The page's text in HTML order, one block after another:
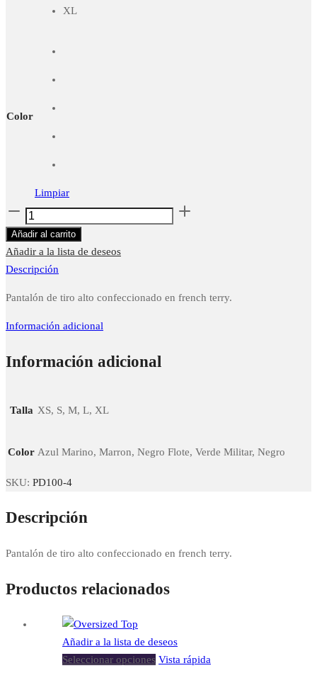
XL
Color
Limpiar
Career
Pant
cantidad
Añadir al carrito
Añadir a la lista de deseos
Descripción
Pantalón de tiro alto confeccionado en french terry.
Información adicional
Información adicional
Talla XS, S, M, L, XL
Color Azul Marino, Marron, Negro Flote, Verde Militar, Negro
SKU: PD100-4
Descripción
Pantalón de tiro alto confeccionado en french terry.
Productos relacionados
Añadir a la lista de deseos
Seleccionar opciones Vista rápida